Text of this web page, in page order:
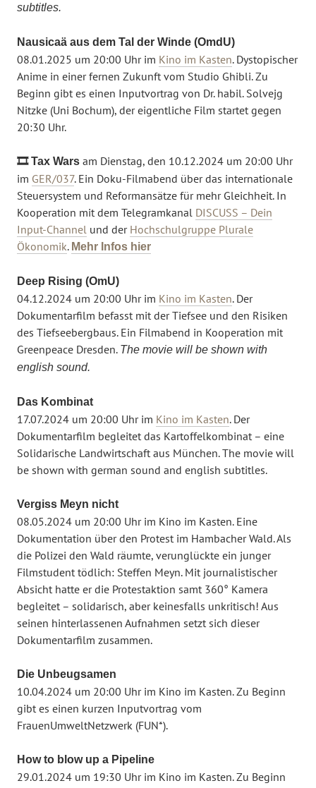
subtitles.
Nausicaä aus dem Tal der Winde (OmdU)
08.01.2025 um 20:00 Uhr im Kino im Kasten. Dystopischer
Anime in einer fernen Zukunft vom Studio Ghibli. Zu
Beginn gibt es einen Inputvortrag von Dr. habil. Solvejg
Nitzke (Uni Bochum), der eigentliche Film startet gegen
20:30 Uhr.
🎞 Tax Wars am Dienstag, den 10.12.2024 um 20:00 Uhr
im GER/037. Ein Doku-Filmabend über das internationale
Steuersystem und Reformansätze für mehr Gleichheit. In
Kooperation mit dem Telegramkanal DISCUSS – Dein
Input-Channel und der Hochschulgruppe Plurale
Ökonomik. Mehr Infos hier
Deep Rising (OmU)
04.12.2024 um 20:00 Uhr im Kino im Kasten. Der
Dokumentarfilm befasst mit der Tiefsee und den Risiken
des Tiefseebergbaus. Ein Filmabend in Kooperation mit
Greenpeace Dresden. The movie will be shown with
english sound.
Das Kombinat
17.07.2024 um 20:00 Uhr im Kino im Kasten. Der
Dokumentarfilm begleitet das Kartoffelkombinat – eine
Solidarische Landwirtschaft aus München. The movie will
be shown with german sound and english subtitles.
Vergiss Meyn nicht
08.05.2024 um 20:00 Uhr im Kino im Kasten. Eine
Dokumentation über den Protest im Hambacher Wald. Als
die Polizei den Wald räumte, verunglückte ein junger
Filmstudent tödlich: Steffen Meyn. Mit journalistischer
Absicht hatte er die Protestaktion samt 360° Kamera
begleitet – solidarisch, aber keinesfalls unkritisch! Aus
seinen hinterlassenen Aufnahmen setzt sich dieser
Dokumentarfilm zusammen.
Die Unbeugsamen
10.04.2024 um 20:00 Uhr im Kino im Kasten. Zu Beginn
gibt es einen kurzen Inputvortrag vom
FrauenUmweltNetzwerk (FUN*).
How to blow up a Pipeline
29.01.2024 um 19:30 Uhr im Kino im Kasten. Zu Beginn